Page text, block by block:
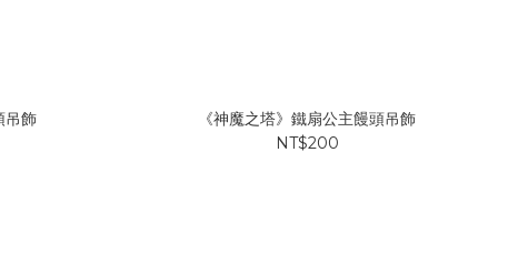
吊飾
《神魔之塔》鐵扇公主饅頭吊飾
NT$200